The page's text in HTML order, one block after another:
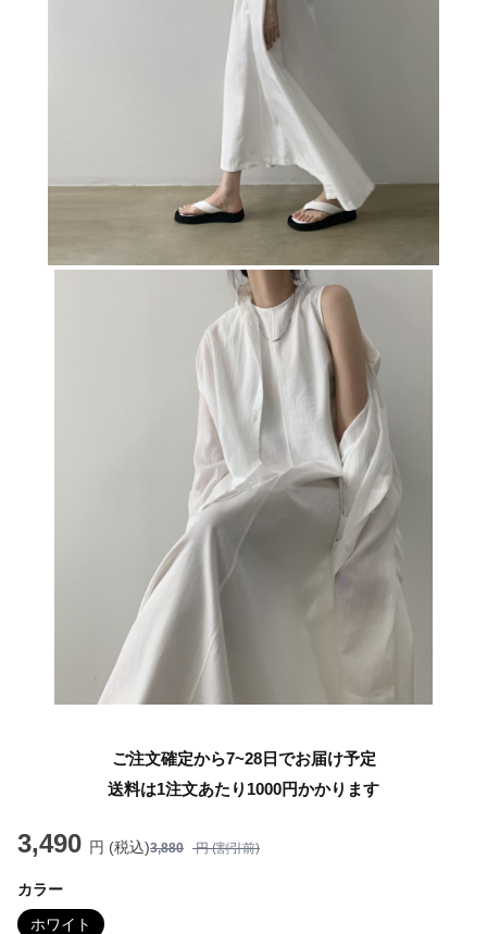
ご注文確定から7~28日でお届け予定
送料は1注文あたり 1000円かかります
3,490 円 (税込)3,880 円 (割引前)
カラー
ホワイト